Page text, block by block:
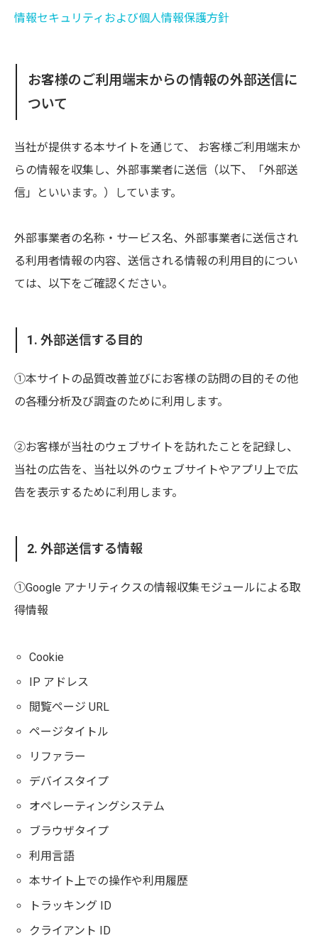
情報セキュリティおよび個人情報保護方針
お客様のご利用端末からの情報の外部送信に
ついて
当社が提供する本サイトを通じて、 お客様ご利用端末か
らの情報を収集し、外部事業者に送信（以下、「外部送
信」といいます。）しています。
外部事業者の名称・サービス名、外部事業者に送信され
る利用者情報の内容、送信される情報の利用目的につい
ては、以下をご確認ください。
1. 外部送信する目的
①本サイトの品質改善並びにお客様の訪問の目的その他
の各種分析及び調査のために利用します。
②お客様が当社のウェブサイトを訪れたことを記録し、
当社の広告を、当社以外のウェブサイトやアプリ上で広
告を表示するために利用します。
2. 外部送信する情報
①Google アナリティクスの情報収集モジュールによる取
得情報
Cookie
IP アドレス
閲覧ページ URL
ページタイトル
リファラー
デバイスタイプ
オペレーティングシステム
ブラウザタイプ
利用言語
本サイト上での操作や利用履歴
トラッキング ID
クライアント ID